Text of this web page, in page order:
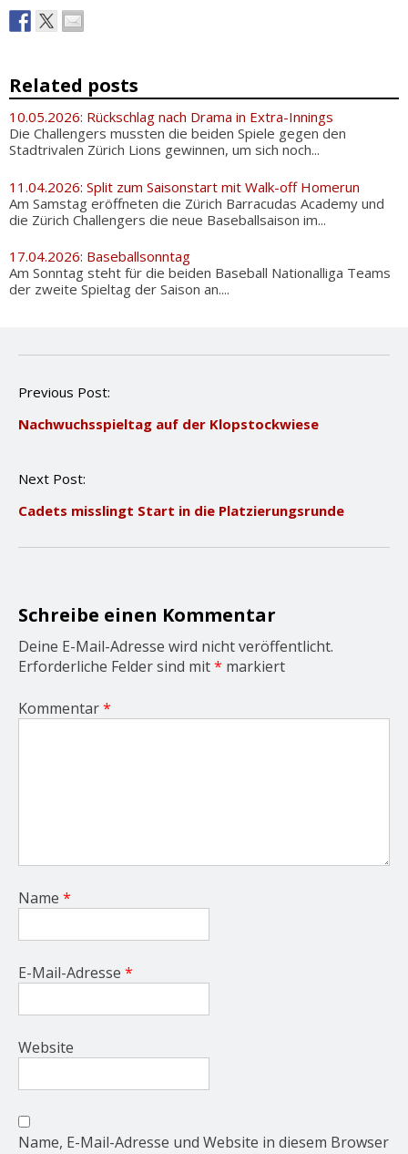
Related posts
10.05.2026: Rückschlag nach Drama in Extra-Innings
Die Challengers mussten die beiden Spiele gegen den
Stadtrivalen Zürich Lions gewinnen, um sich noch...
11.04.2026: Split zum Saisonstart mit Walk-off Homerun
Am Samstag eröffneten die Zürich Barracudas Academy und
die Zürich Challengers die neue Baseballsaison im...
17.04.2026: Baseballsonntag
Am Sonntag steht für die beiden Baseball Nationalliga Teams
der zweite Spieltag der Saison an....
P
s
a
i
o
n
Previous Post:
Nachwuchsspieltag auf der Klopstockwiese
Next Post:
Cadets misslingt Start in die Platzierungsrunde
Schreibe einen Kommentar
Deine E-Mail-Adresse wird nicht veröffentlicht.
Erforderliche Felder sind mit* markiert
Kommentar*
Name *
E-Mail-Adresse *
Website
Name, E-Mail-Adresse und Website in diesem Browser